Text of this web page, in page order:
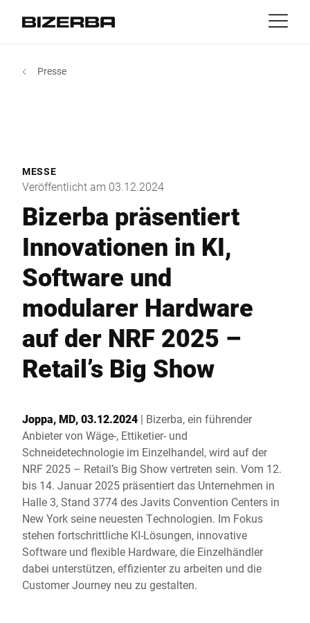
Experience
Service
Unternehmen
Portale
Asien
Australien
Afrika
Globale Website
Presse
MESSE
Veröffentlicht am 03.12.2024
Bizerba präsentiert
Innovationen in KI,
Software und
modularer Hardware
auf der NRF 2025 –
Retail’s Big Show
Joppa, MD, 03.12.2024 | Bizerba, ein führender
Anbieter von Wäge-, Ettiketier- und
Schneidetechnologie im Einzelhandel, wird auf der
NRF 2025 – Retail’s Big Show vertreten sein. Vom 12.
bis 14. Januar 2025 präsentiert das Unternehmen in
Halle 3, Stand 3774 des Javits Convention Centers in
New York seine neuesten Technologien. Im Fokus
stehen fortschrittliche KI-Lösungen, innovative
Software und flexible Hardware, die Einzelhändler
dabei unterstützen, effizienter zu arbeiten und die
Customer Journey neu zu gestalten.